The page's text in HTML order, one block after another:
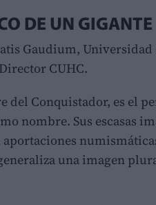
DE UN GIGANTE
Gaudium, Universidad
CUHC.
del Conquistador, es el
nombre. Sus escasas
una imagen